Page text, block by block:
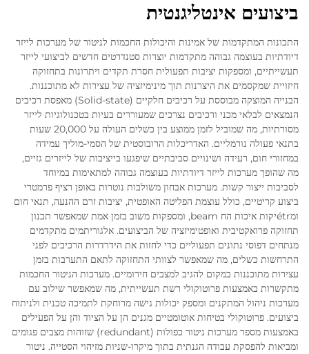
ביצועים אינטליגנטית
התכונות המתקדמות של אמינות והיכולות החכמות לניטור של מערכות לייזר
דיודתיות בעוצמה גבוהה מתקדמות יוצרות סטנדרטים חדשים לביצועי לייזר
תעשייתיים, ומספקות יציבות תפעולית חסרת תקדים ויתרונות בתחזוקה
חיזויית שמקסמים את היצרנות תוך מינימיזציה של עצירות לא מתוכננות.
הבנייה המוצקה מבוססת על רכיבים חלקיים (Solid-state) מאפסת רכיבים
הנמצאים לבלאי מכני ורכיבים נצרכים שמעוררים בעיות בטכנולוגיות לייזר
מסורתיות, מה שמוביל לזמן ממוצע בין כשלים העולה על 20,000 שעות
בתנאי פעולה נורמליים. האדריכלות הרובוסטית של הסמי-מוליך עמידה
במחזורי חום, רעידה ושינויים סביבתיים שיפגעו בייציבות של לייזרים גזיים,
מה שהופך מערכות לייזר דיודתיות בעוצמה גבוהה למתאימות במיוחד
לסביבות ייצור קשות. מערכות אבחון משולבות נוטרות באופן רציף פרמטרי
ביצוע קריטיים, כולל עוצמת הפליטה האופטית, יציבות זרם ההנעה, תנאי חום
ומétrיקות איכות הח beam, ומספקות משוב בזמן אמת שמאפשר תכנון
תחזוקה פרואקטיבית ואופטימיזציה של הביצועים. אלגוריתמים מתקדמים
מנתחים דפוסי נתונים תפעוליים כדי לחזות את הידרדרות הרכיבים לפני
התרחשות כשלים, מה שמאפשר לצוותי התחזוקה לתאם התערבות בזמן
עצירות מתוכננות במקום להגיב למצבים חירומיים. מערכות הניטור החכמות
מתקשרות באמצעות פרוטוקולי רשת תעשייתית, מה שמאפשר שילוב עם
מערכות ניהול המתקנים ומספק יכולות גישה מרוחקת לתמיכה טכנית ולניתוח
ביצועים. פרוטוקולי בטיחות אוטומטיים מגנים הן על הציוד והן על הפעילים
באמצעות מספר מערכות ניטור כפולות (redundant) שזוהות מצבים פגומים
ומביאות להפסקת עבודה הגנתית בתוך מיקרו-שניות מזיהוי הסטייה. ניטור